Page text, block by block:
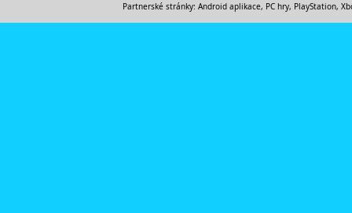
Partnerské stránky: Android aplikace, PC hry, PlayStation,